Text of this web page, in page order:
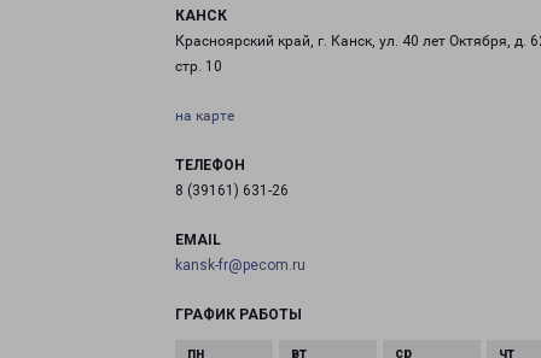
КАНСК
Красноярский край, г. Канск, ул. 40 лет Октября, д.
стр. 10
на карте
ТЕЛЕФОН
8 (39161) 631-26
EMAIL
kansk-fr@pecom.ru
ГРАФИК РАБОТЫ